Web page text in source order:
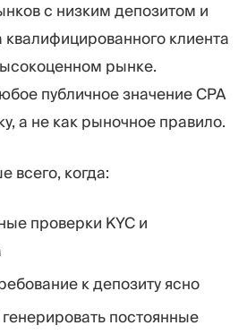
с низким депозитом и
клиента
рынке.
публичное значение CPA
а не как рыночное правило.
всего, когда:
проверки KYC и
к депозиту ясно
постоянные